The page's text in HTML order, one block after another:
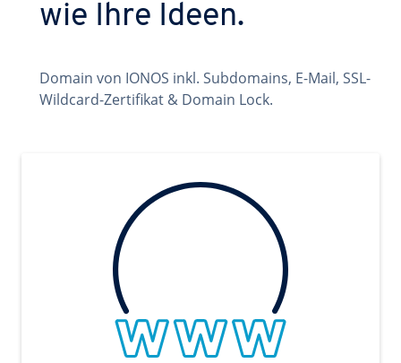
wie Ihre Ideen.
Domain von IONOS inkl. Subdomains, E-Mail, SSL-
Wildcard-Zertifikat & Domain Lock.